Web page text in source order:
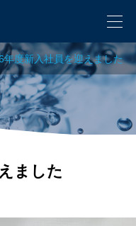
年度新入社員を迎えました
ました